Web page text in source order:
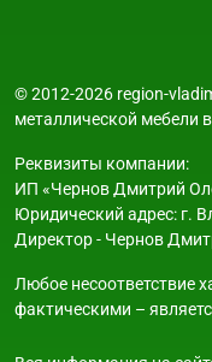
© 2012-2026 region-
металлической мебели
Реквизиты компании:
ИП «Чернов Дмитрий
Юридический адрес: г.
Директор - Чернов
Любое несоответствие
фактическими –